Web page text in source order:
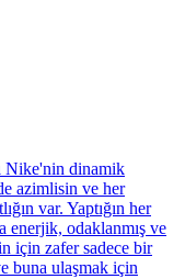
Nike'nin dinamik
azimlisin ve her
var. Yaptığın her
enerjik, odaklanmış ve
için zafer sadece bir
buna ulaşmak için